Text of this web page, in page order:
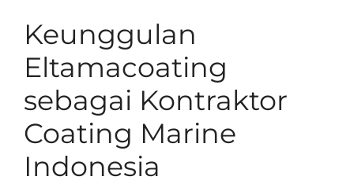
Keunggulan
Eltamacoating
sebagai Kontraktor
Coating Marine
Indonesia